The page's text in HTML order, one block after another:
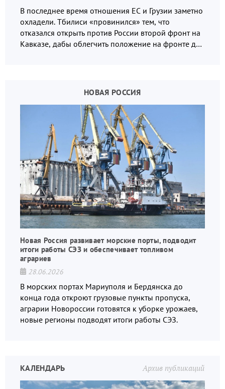
В последнее время отношения ЕС и Грузии заметно
охладели. Тбилиси «провинился» тем, что
отказался открыть против России второй фронт на
Кавказе, дабы облегчить положение на фронте для
НОВАЯ РОССИЯ
Новая Россия развивает морские порты, подводит
итоги работы СЭЗ и обеспечивает топливом
аграриев
28.06.2026
В морских портах Мариуполя и Бердянска до
конца года откроют грузовые пункты пропуска,
аграрии Новороссии готовятся к уборке урожаев,
новые регионы подводят итоги работы СЭЗ.
Архив публикаций
КАЛЕНДАРЬ